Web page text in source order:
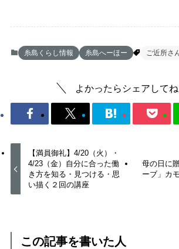
糸島くらし情報 糸島へーほー ご近所さ
よかったらシェアしてね
【満員御礼】4/20（火）・
4/23（金）自分に合った働
き方を知る・見つける・思
い描く２回の講座
母の日に
ーブ」カ
この記事を書いた人